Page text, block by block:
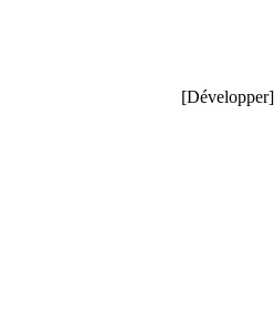
Développer